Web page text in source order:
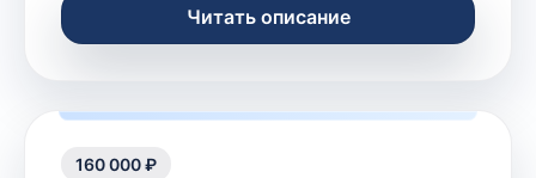
Читать описание
160 000 ₽